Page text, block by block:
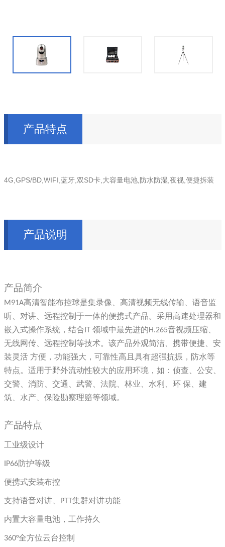
产品特点
4G,GPS/BD,WIFI,蓝牙,双SD卡,大容量电池,防水防湿,夜视,便捷拆装
产品说明
产品简介
M91A高清智能布控球是集录像、高清视频无线传输、语音监
听、对讲、远程控制于一体的便携式产品。采用高速处理器和
嵌入式操作系统，结合IT 领域中最先进的H.265音视频压缩、
无线网传、远程控制等技术。该产品外观简洁、携带便捷、安
装灵活 方便，功能强大，可靠性高且具有超强抗振，防水等
特点。适用于野外流动性较大的应用环境，如：侦查、公安、
交警、消防、交通、武警、法院、林业、水利、环 保、建
筑、水产、保险勘察理赔等领域。
产品特点
工业级设计
IP66防护等级
便携式安装布控
支持语音对讲、PTT集群对讲功能
内置大容量电池，工作持久
360°全方位云台控制